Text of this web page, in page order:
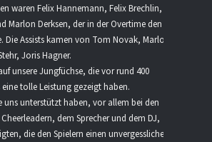
waren Felix Hannemann, Felix Brechlin,
Marlon Derksen, der in der Overtime den
Die Assists kamen von Tom Novak, Marlon
Joris Hagner.
unsere Jungfüchse, die vor rund 400
tolle Leistung gezeigt haben.
uns unterstützt haben, vor allem bei den
dem Sprecher und dem DJ,
die den Spielern einen unvergesslichen